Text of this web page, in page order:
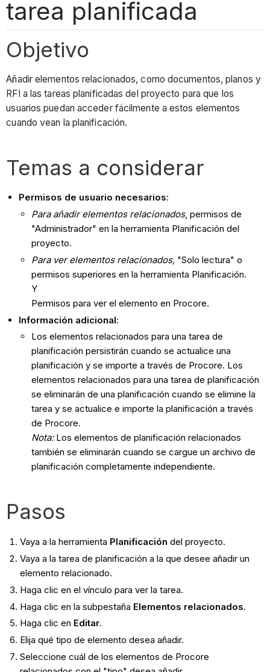
tarea planificada
Objetivo
Añadir elementos relacionados, como documentos, planos y
RFI a las tareas planificadas del proyecto para que los
usuarios puedan acceder fácilmente a estos elementos
cuando vean la planificación.
Temas a considerar
Permisos de usuario necesarios:
Para añadir elementos relacionados, permisos de
"Administrador" en la herramienta Planificación del
proyecto.
Para ver elementos relacionados, "Solo lectura" o
permisos superiores en la herramienta Planificación.
Y
Permisos para ver el elemento en Procore.
Información adicional:
Los elementos relacionados para una tarea de
planificación persistirán cuando se actualice una
planificación y se importe a través de Procore. Los
elementos relacionados para una tarea de planificación
se eliminarán de una planificación cuando se elimine la
tarea y se actualice e importe la planificación a través
de Procore.
Nota:Los elementos de planificación relacionados
también se eliminarán cuando se cargue un archivo de
planificación completamente independiente.
Pasos
Vaya a la herramienta Planificación del proyecto.
Vaya a la tarea de planificación a la que desee añadir un
elemento relacionado.
Haga clic en el vínculo para ver la tarea.
Haga clic en la subpestaña Elementos relacionados.
Haga clic en Editar.
Elija qué tipo de elemento desea añadir.
Seleccione cuál de los elementos de Procore